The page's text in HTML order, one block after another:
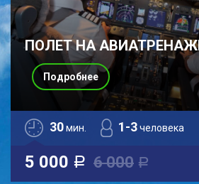
ПОЛЕТ НА
30мин. 1-3человека
5 000 a 6 000 a
Подробнее